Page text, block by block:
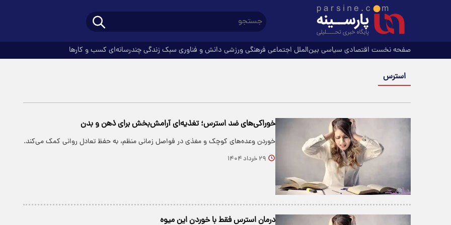
صفحه نخست اقتصادی سیاسی بین‌الملل اجتماعی فرهنگیورزشی دانش و فناوری سبک زندگیچندرسانه‌ای کسب و کارها
استرس
خوراکی‌های ضد استرس؛ تغذیه‌ای آرامش‌بخش برای ذهن و بدن
خوردن وعده‌های کوچک و مغذی در فواصل زمانی منظم، به حفظ تعادل روانی کمک می‌کند.
۲۹ خرداد ۱۴۰۴
درمان استرس فقط با خوردن این میوه